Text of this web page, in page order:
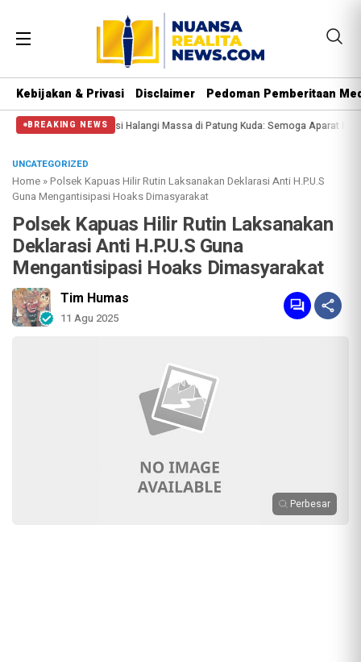
Kebijakan & Privasi Disclaimer Pedoman Pemberitaan
BREAKING NEWS
Polisi Halangi Massa di Patung Kuda: Semoga Aparat Punya Hati Nurani
UNCATEGORIZED
Home »Polsek Kapuas Hilir Rutin Laksanakan Deklarasi Anti H.P.U.S
Guna Mengantisipasi Hoaks Dimasyarakat
Polsek Kapuas Hilir Rutin Laksanakan
Deklarasi Anti H.P.U.S Guna
Mengantisipasi Hoaks Dimasyarakat
Tim Humas
11 Agu 2025
Perbesar